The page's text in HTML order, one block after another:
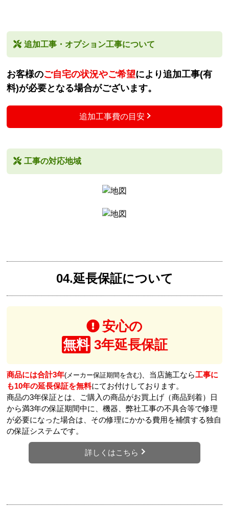
追加工事・オプション工事について
お客様のご自宅の状況やご希望により追加工事(有
料)が必要となる場合がございます。
追加工事費の目安
工事の対応地域
04.延長保証について
安心の
無料 3年延長保証
商品には合計3年(メーカー保証期間を含む) 、当店施工なら工事に
も10年の延長保証を無料にてお付けしております。
商品の3年保証とは、ご購入の商品がお買上げ（商品到着）日
から満3年の保証期間中に、機器、弊社工事の不具合等で修理
が必要になった場合は、その修理にかかる費用を補償する独自
の保証システムです。
詳しくはこちら